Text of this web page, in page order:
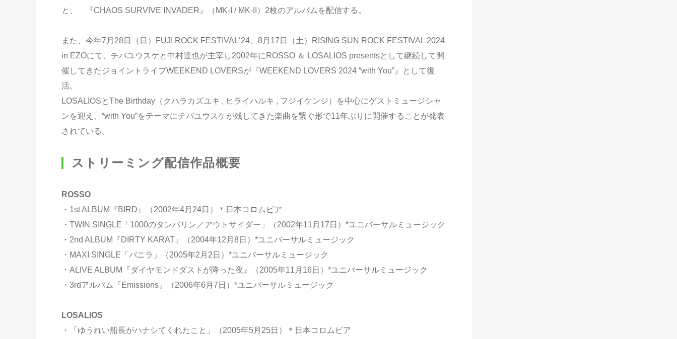
と、 『CHAOS SURVIVE INVADER』（MK-I / MK-II）2枚のアルバムを配信する。
また、今年7月28日（日）FUJI ROCK FESTIVAL‘24、8月17日（土）RISING SUN ROCK FESTIVAL 2024
in EZOにて、チバユウスケと中村達也が主宰し2002年にROSSO ＆ LOSALIOS presentsとして継続して開
催してきたジョイントライブWEEKEND LOVERSが『WEEKEND LOVERS 2024 “with You”』として復
活。
LOSALIOSとThe Birthday（クハラカズユキ , ヒライハルキ , フジイケンジ）を中心にゲストミュージシャ
ンを迎え、“with You”をテーマにチバユウスケが残してきた楽曲を繋ぐ形で11年ぶりに開催することが発表
されている。
ストリーミング配信作品概要
ROSSO
・1st ALBUM『BIRD』（2002年4月24日）＊日本コロムビア
・TWIN SINGLE「1000のタンバリン／アウトサイダー」（2002年11月17日）*ユニバーサルミュージック
・2nd ALBUM『DIRTY KARAT』（2004年12月8日）*ユニバーサルミュージック
・MAXI SINGLE「バニラ」（2005年2月2日）*ユニバーサルミュージック
・ALIVE ALBUM『ダイヤモンドダストが降った夜』（2005年11月16日）*ユニバーサルミュージック
・3rdアルバム『Emissions』（2006年6月7日）*ユニバーサルミュージック
LOSALIOS
・「ゆうれい船長がハナシてくれたこと」（2005年5月25日）＊日本コロムビア